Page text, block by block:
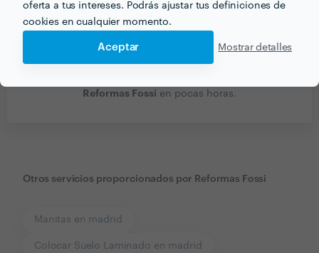
oferta a tus intereses. Podrás ajustar tus definiciones de
cookies en cualquier momento.
Aceptar Mostrar detalles
Reformas Fossi en pocas horas.
Otros servicios proporcionados por Reformas Fossi
Manitas en madrid
Colocar Suelo Laminado en madrid